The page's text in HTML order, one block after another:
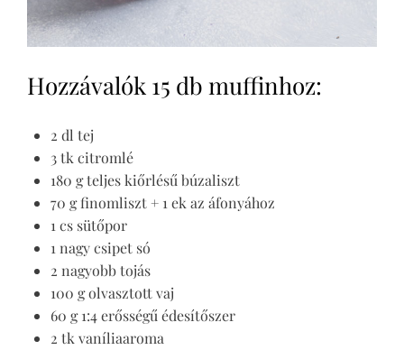
Hozzávalók 15 db muffinhoz:
2 dl tej
3 tk citromlé
180 g teljes kiőrlésű búzaliszt
70 g finomliszt + 1 ek az áfonyához
1 cs sütőpor
1 nagy csipet só
2 nagyobb tojás
100 g olvasztott vaj
60 g 1:4 erősségű édesítőszer
2 tk vaníliaaroma